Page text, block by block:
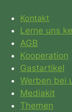
Kontakt
Lerne uns
AGB
Kooperation
Gastartikel
Werben bei
Mediakit
Themen